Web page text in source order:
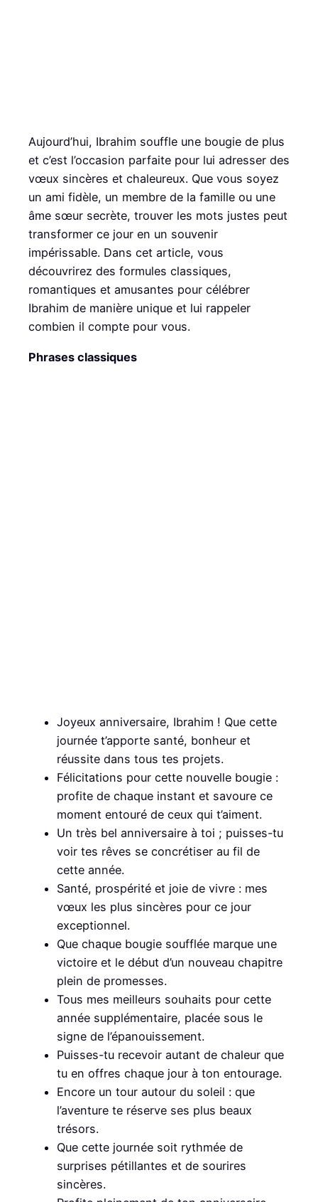
Aujourd’hui, Ibrahim souffle une bougie de plus
et c’est l’occasion parfaite pour lui adresser des
vœux sincères et chaleureux. Que vous soyez
un ami fidèle, un membre de la famille ou une
âme sœur secrète, trouver les mots justes peut
transformer ce jour en un souvenir
impérissable. Dans cet article, vous
découvrirez des formules classiques,
romantiques et amusantes pour célébrer
Ibrahim de manière unique et lui rappeler
combien il compte pour vous.
Phrases classiques
Joyeux anniversaire, Ibrahim ! Que cette
journée t’apporte santé, bonheur et
réussite dans tous tes projets.
Félicitations pour cette nouvelle bougie :
profite de chaque instant et savoure ce
moment entouré de ceux qui t’aiment.
Un très bel anniversaire à toi ; puisses-tu
voir tes rêves se concrétiser au fil de
cette année.
Santé, prospérité et joie de vivre : mes
vœux les plus sincères pour ce jour
exceptionnel.
Que chaque bougie soufflée marque une
victoire et le début d’un nouveau chapitre
plein de promesses.
Tous mes meilleurs souhaits pour cette
année supplémentaire, placée sous le
signe de l’épanouissement.
Puisses-tu recevoir autant de chaleur que
tu en offres chaque jour à ton entourage.
Encore un tour autour du soleil : que
l’aventure te réserve ses plus beaux
trésors.
Que cette journée soit rythmée de
surprises pétillantes et de sourires
sincères.